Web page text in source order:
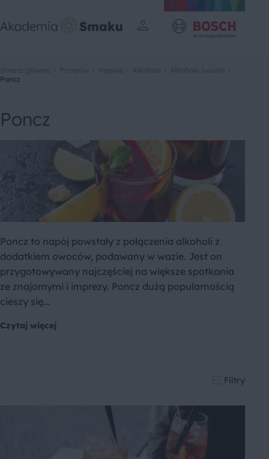
Poncz
Poncz
Poncz to napój powstały z połączenia alkoholi z
dodatkiem owoców, podawany w wazie. Jest on
przygotowywany najczęściej na większe spotkania
ze znajomymi i imprezy. Poncz dużą popularnością
cieszy się...
Czytaj więcej
Filtry